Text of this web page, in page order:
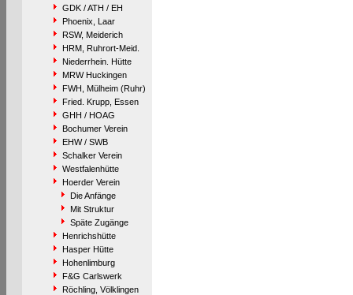
GDK / ATH / EH
Phoenix, Laar
RSW, Meiderich
HRM, Ruhrort-Meid.
Niederrhein. Hütte
MRW Huckingen
FWH, Mülheim (Ruhr)
Fried. Krupp, Essen
GHH / HOAG
Bochumer Verein
EHW / SWB
Schalker Verein
Westfalenhütte
Hoerder Verein
Die Anfänge
Mit Struktur
Späte Zugänge
Henrichshütte
Hasper Hütte
Hohenlimburg
F&G Carlswerk
Röchling, Völklingen